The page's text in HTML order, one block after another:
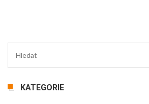
KATEGORIE